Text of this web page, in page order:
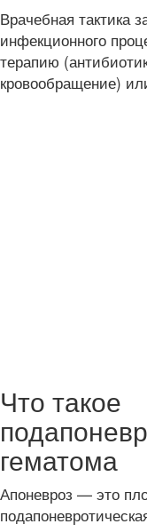
Врачебная тактика
инфекционного
терапию
кровообращение)
Что такое
гематома
Апоневроз — это